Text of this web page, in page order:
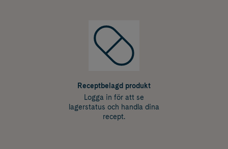
Receptbelagd produkt
Logga in för att se
lagerstatus och handla dina
recept.